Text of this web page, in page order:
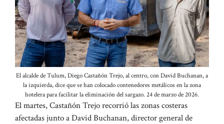
El alcalde de Tulum, Diego Castañón Trejo, al centro, con David Buchanan, a
la izquierda, dice que se han colocado contenedores metálicos en la zona
hotelera para facilitar la eliminación del sargazo. 24 de marzo de 2026.
El martes, Castañón Trejo recorrió las zonas costeras
afectadas junto a David Buchanan, director general de